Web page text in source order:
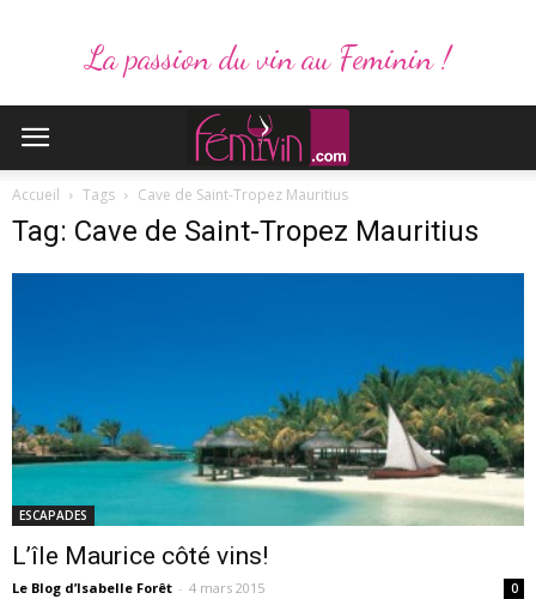
La passion du vin au Feminin !
Accueil Tags Cave de Saint-Tropez Mauritius
Tag: Cave de Saint-Tropez Mauritius
ESCAPADES
L’île Maurice côté vins!
Le Blog d’Isabelle Forêt - 4 mars 2015 0